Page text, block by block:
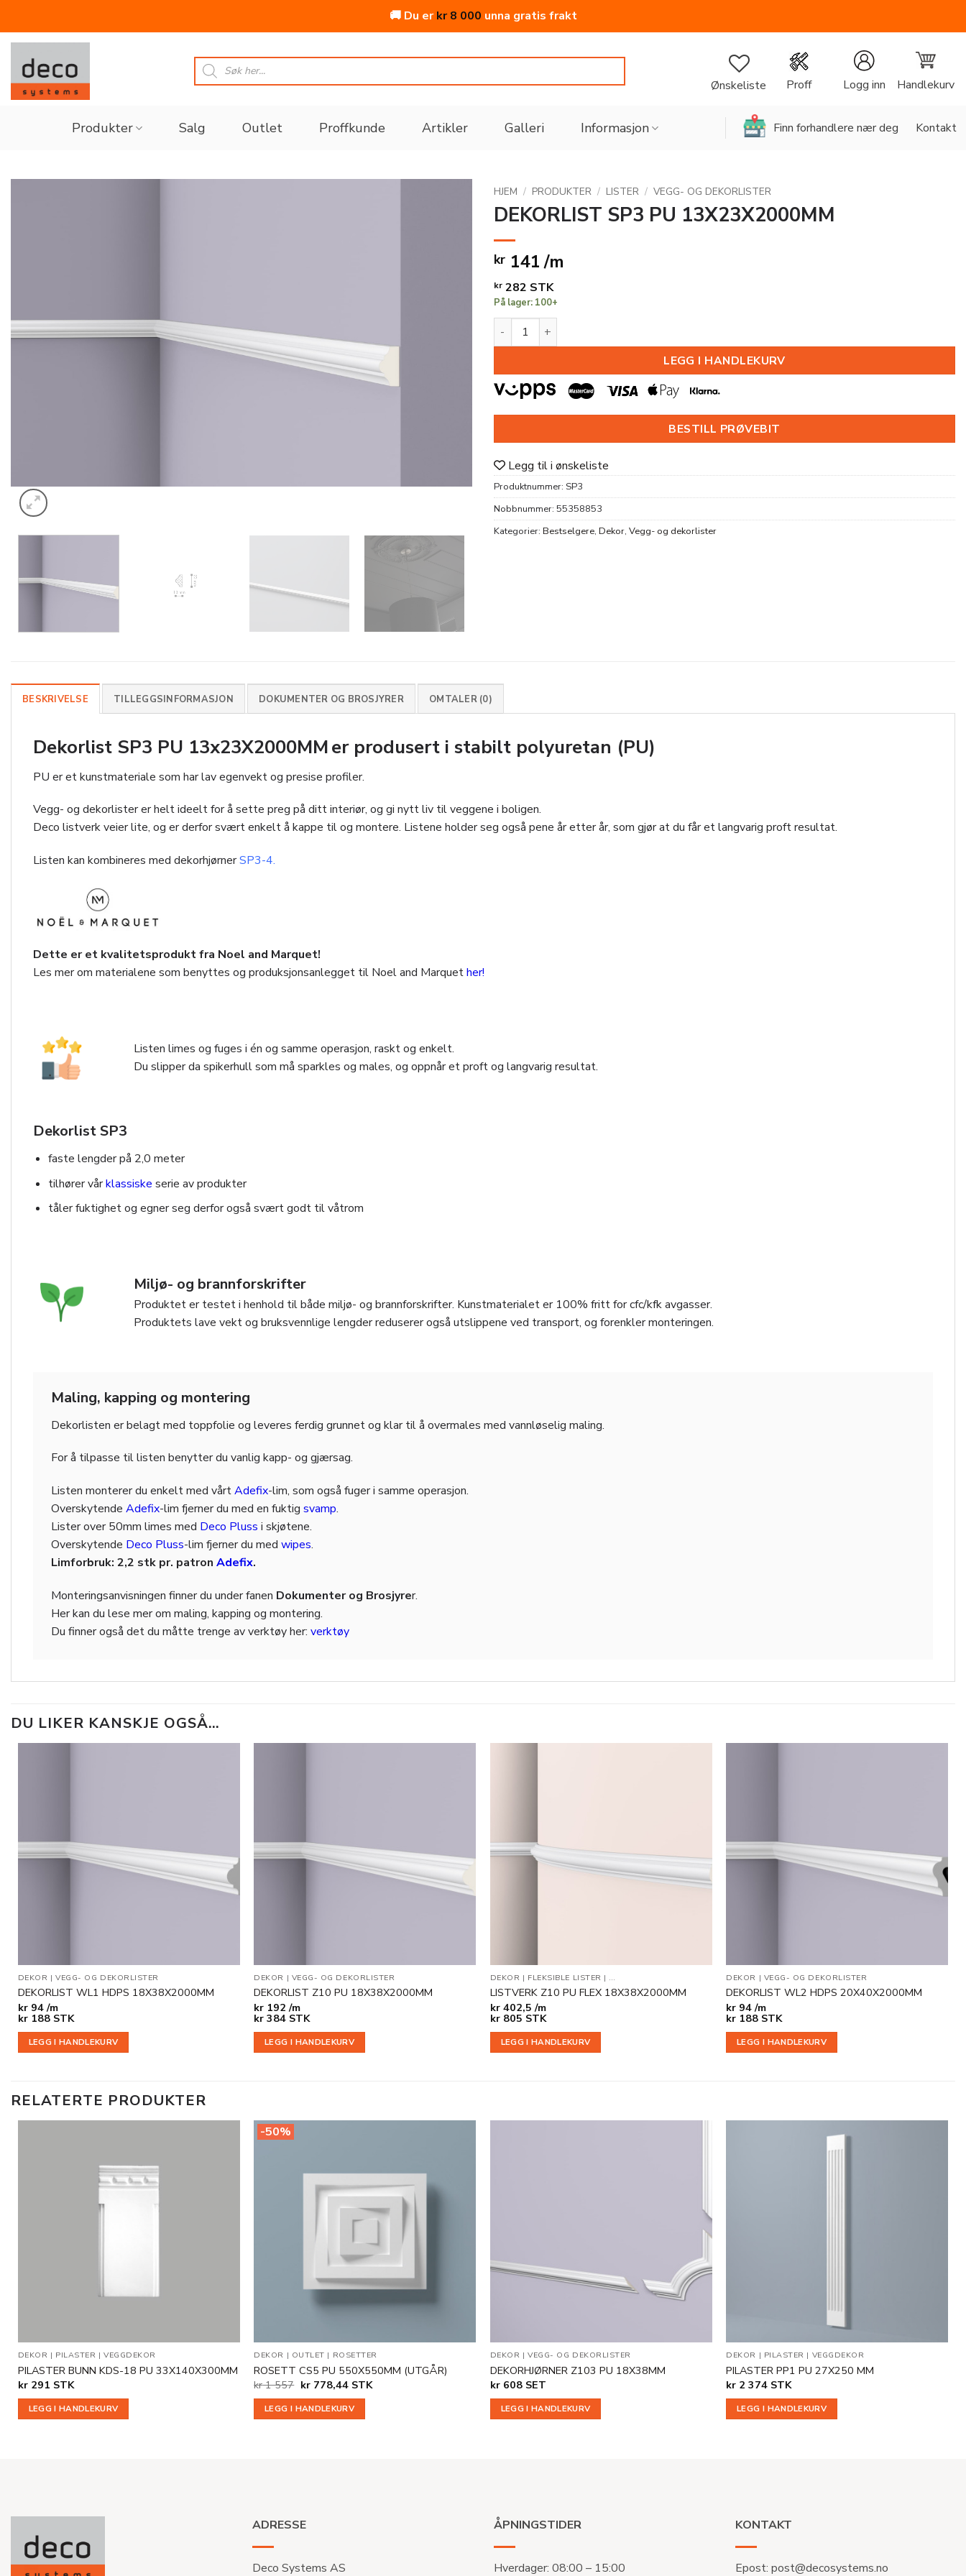
🚚 Du erkr8 000 unna gratis frakt
Skip
content
Products
search
Ønskeliste Proff Logg inn Handlekurv
Produkter Salg Outlet Proffkunde Artikler Galleri Informasjon Finn forhandlere nær deg Kontakt
HJEM / PRODUKTER / LISTER / VEGG- OG DEKORLISTER
DEKORLIST SP3 PU 13X23X2000MM
kr 141 /m
kr 282 STK
På lager: 100+
DEKORLIST SP3 PU 13X23X2000MM antall
LEGG I HANDLEKURV
BESTILL PRØVEBIT
Legg til i ønskeliste
Produktnummer: SP3
Nobbnummer: 55358853
Kategorier: Bestselgere, Dekor, Vegg- og dekorlister
BESKRIVELSE TILLEGGSINFORMASJON DOKUMENTER OG BROSJYRER OMTALER (0)
Dekorlist SP3 PU 13x23X2000MM er produsert i stabilt polyuretan (PU)
PU er et kunstmateriale som har lav egenvekt og presise profiler.
Vegg- og dekorlister er helt ideelt for å sette preg på ditt interiør, og gi nytt liv til veggene i boligen.
Deco listverk veier lite, og er derfor svært enkelt å kappe til og montere. Listene holder seg også pene år etter år, som gjør at du får et langvarig proft resultat.
Listen kan kombineres med dekorhjørnerSP3-4.
Dette er et kvalitetsprodukt fra Noel and Marquet!
Les mer om materialene som benyttes og produksjonsanlegget til Noel and Marquether!
Listen limes og fuges i én og samme operasjon, raskt og enkelt.
Du slipper da spikerhull som må sparkles og males, og oppnår et proft og langvarig resultat.
Dekorlist SP3
faste lengder på 2,0 meter
tilhører vårklassiske serie av produkter
tåler fuktighet og egner seg derfor også svært godt til våtrom
Miljø- og brannforskrifter
Produktet er testet i henhold til både miljø- og brannforskrifter. Kunstmaterialet er 100% fritt for cfc/kfk avgasser.
Produktets lave vekt og bruksvennlige lengder reduserer også utslippene ved transport, og forenkler monteringen.
Maling, kapping og montering
Dekorlisten er belagt med toppfolie og leveres ferdig grunnet og klar til å overmales med vannløselig maling.
For å tilpasse til listen benytter du vanlig kapp- og gjærsag.
Listen monterer du enkelt med vårtAdefix-lim, som også fuger i samme operasjon.
Overskytende Adefix-lim fjerner du med en fuktig svamp.
Lister over 50mm limes med Deco Pluss i skjøtene.
Overskytende Deco Pluss-lim fjerner du med wipes.
Limforbruk: 2,2 stk pr. patron Adefix.
Monteringsanvisningen finner du under fanen Dokumenter og Brosjyrer.
Her kan du lese mer om maling, kapping og montering.
Du finner også det du måtte trenge av verktøy her: verktøy
DU LIKER KANSKJE OGSÅ…
DEKOR |VEGG- OG DEKORLISTER
DEKORLIST WL1 HDPS 18X38X2000MM
kr94 /m
kr188 STK
LEGG I HANDLEKURV
DEKOR | VEGG- OG DEKORLISTER
DEKORLIST Z10 PU 18X38X2000MM
kr 192 /m
kr 384 STK
LEGG I HANDLEKURV
DEKOR | FLEKSIBLE LISTER | VEGG- OG DEKORLISTER
LISTVERK Z10 PU FLEX 18X38X2000MM
kr402,5 /m
kr805 STK
LEGG I HANDLEKURV
DEKOR | VEGG- OG DEKORLISTER
DEKORLIST WL2 HDPS 20X40X2000MM
kr 94 /m
kr 188 STK
LEGG I HANDLEKURV
RELATERTE PRODUKTER
DEKOR | PILASTER |VEGGDEKOR
PILASTER BUNN KDS-18 PU 33X140X300MM
kr291 STK
LEGG I HANDLEKURV
-50%
DEKOR | OUTLET | ROSETTER
ROSETT CS5 PU 550X550MM (UTGÅR)
kr1 557 Opprinnelig
var:
kr 1
kr778,44Nåværende
er:
kr 778,44.
STK
LEGG I HANDLEKURV
DEKOR |VEGG- OG DEKORLISTER
DEKORHJØRNER Z103 PU 18X38MM
kr608 SET
LEGG I HANDLEKURV
DEKOR | PILASTER | VEGGDEKOR
PILASTER PP1 PU 27X250 MM
kr 2 374 STK
LEGG I HANDLEKURV
ADRESSE
Deco Systems AS
ÅPNINGSTIDER
Hverdager: 08:00 – 15:00
KONTAKT
Epost: post@decosystems.no